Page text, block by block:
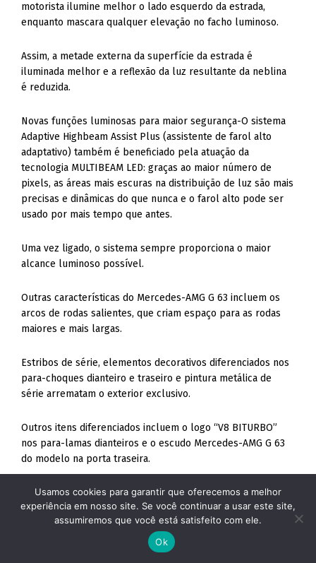
motorista ilumine melhor o lado esquerdo da estrada,
enquanto mascara qualquer elevação no facho luminoso.
Assim, a metade externa da superfície da estrada é
iluminada melhor e a reflexão da luz resultante da neblina
é reduzida.
Novas funções luminosas para maior segurança-O sistema
Adaptive Highbeam Assist Plus (assistente de farol alto
adaptativo) também é beneficiado pela atuação da
tecnologia MULTIBEAM LED: graças ao maior número de
pixels, as áreas mais escuras na distribuição de luz são mais
precisas e dinâmicas do que nunca e o farol alto pode ser
usado por mais tempo que antes.
Uma vez ligado, o sistema sempre proporciona o maior
alcance luminoso possível.
Outras características do Mercedes-AMG G 63 incluem os
arcos de rodas salientes, que criam espaço para as rodas
maiores e mais largas.
Estribos de série, elementos decorativos diferenciados nos
para-choques dianteiro e traseiro e pintura metálica de
série arrematam o exterior exclusivo.
Outros itens diferenciados incluem o logo “V8 BITURBO”
nos para-lamas dianteiros e o escudo Mercedes-AMG G 63
do modelo na porta traseira.
Pinças de freios vermelhas, discos perfurados e rodas de
até 22 polegadas, oferecidas pela primeira vez,
complementam o design exterior.
Usamos cookies para garantir que oferecemos a melhor
experiência em nosso site. Se você continuar a usar este site,
assumiremos que você está satisfeito com ele.
Ok